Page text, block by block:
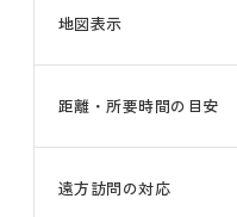
地図表示
距離・所要時間の目安
遠方訪問の対応